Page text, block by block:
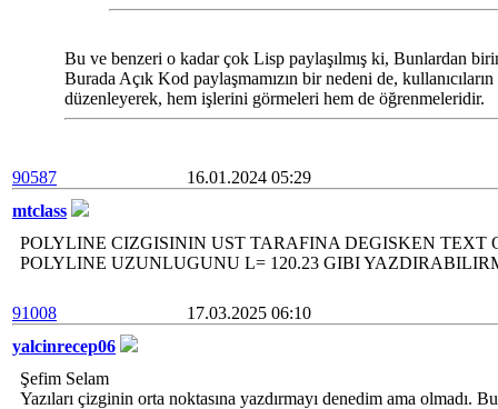
Bu ve benzeri o kadar çok Lisp paylaşılmış ki, Bunlardan
Burada Açık Kod paylaşmamızın bir nedeni de,
düzenleyerek, hem işlerini görmeleri hem de öğrenmeleridir.
90587
16.01.2024 05:29
mtclass
POLYLINE CIZGISININ UST TARAFINA DEGISKEN TEXT
POLYLINE UZUNLUGUNU L= 120.23 GIBI
91008
17.03.2025 06:10
yalcinrecep06
Şefim Selam
Yazıları çizginin orta noktasına yazdırmayı denedim ama olmadı.